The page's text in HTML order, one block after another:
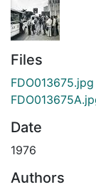
Files
FDO013675.jpg
Date
1976
Authors